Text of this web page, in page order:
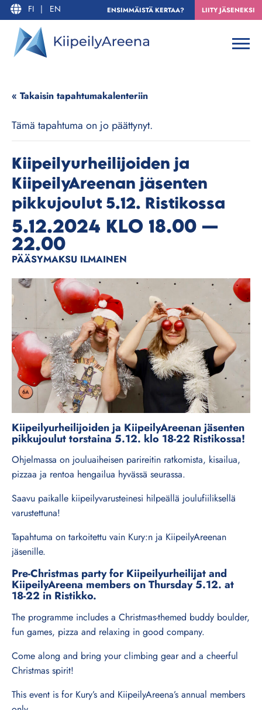
FI | EN ENSIMMÄISTÄ KERTAA? LIITY JÄSENEKSI
« Takaisin tapahtumakalenteriin
Tämä tapahtuma on jo päättynyt.
Kiipeilyurheilijoiden ja
KiipeilyAreenan jäsenten
pikkujoulut 5.12. Ristikossa
5.12.2024 KLO 18.00 —
22.00
PÄÄSYMAKSU ILMAINEN
Kiipeilyurheilijoiden ja KiipeilyAreenan jäsenten
pikkujoulut torstaina 5.12. klo 18-22 Ristikossa!
Ohjelmassa on jouluaiheisen parireitin ratkomista, kisailua,
pizzaa ja rentoa hengailua hyvässä seurassa.
Saavu paikalle kiipeilyvarusteinesi hilpeällä joulufiiliksellä
varustettuna!
Tapahtuma on tarkoitettu vain Kury:n ja KiipeilyAreenan
jäsenille.
Pre-Christmas party for Kiipeilyurheilijat and
KiipeilyAreena members on Thursday 5.12. at
18-22 in Ristikko.
The programme includes a Christmas-themed buddy boulder,
fun games, pizza and relaxing in good company.
Come along and bring your climbing gear and a cheerful
Christmas spirit!
This event is for Kury’s and KiipeilyAreena’s annual members